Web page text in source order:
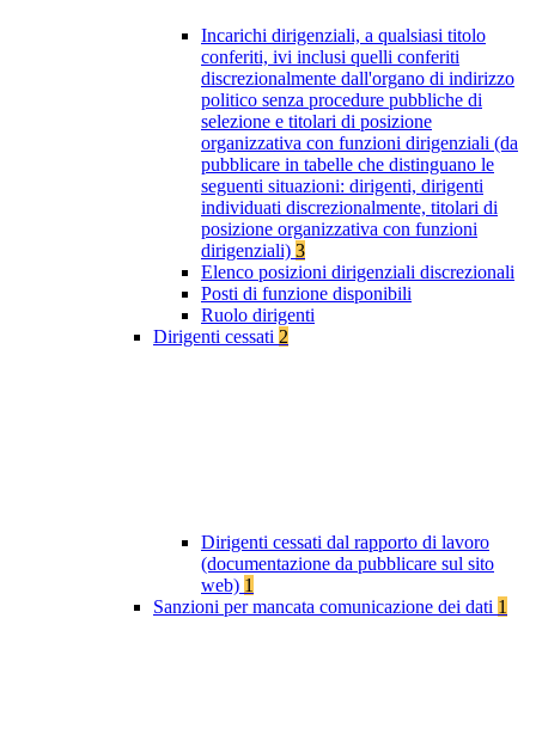
Incarichi dirigenziali, a qualsiasi titolo
conferiti, ivi inclusi quelli conferiti
discrezionalmente dall'organo di indirizzo
politico senza procedure pubbliche di
selezione e titolari di posizione
organizzativa con funzioni dirigenziali (da
pubblicare in tabelle che distinguano le
seguenti situazioni: dirigenti, dirigenti
individuati discrezionalmente, titolari di
posizione organizzativa con funzioni
dirigenziali) 3
Elenco posizioni dirigenziali discrezionali
Posti di funzione disponibili
Ruolo dirigenti
Dirigenti cessati 2
Dirigenti cessati dal rapporto di lavoro
(documentazione da pubblicare sul sito
web) 1
Sanzioni per mancata comunicazione dei dati 1